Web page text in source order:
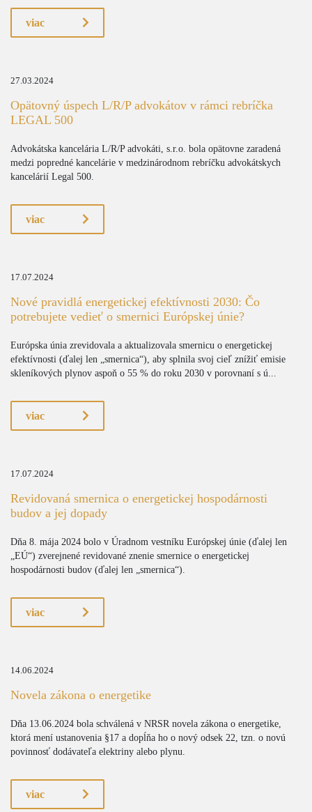
viac
27.03.2024
Opätovný úspech L/R/P advokátov v rámci rebríčka
LEGAL 500
Advokátska kancelária L/R/P advokáti, s.r.o. bola opätovne zaradená
medzi popredné kancelárie v medzinárodnom rebríčku advokátskych
kancelárií Legal 500.
viac
17.07.2024
Nové pravidlá energetickej efektívnosti 2030: Čo
potrebujete vedieť o smernici Európskej únie?
Európska únia zrevidovala a aktualizovala smernicu o energetickej
efektívnosti (ďalej len „smernica“), aby splnila svoj cieľ znížiť emisie
skleníkových plynov aspoň o 55 % do roku 2030 v porovnaní s ú...
viac
17.07.2024
Revidovaná smernica o energetickej hospodárnosti
budov a jej dopady
Dňa 8. mája 2024 bolo v Úradnom vestníku Európskej únie (ďalej len
„EÚ“) zverejnené revidované znenie smernice o energetickej
hospodárnosti budov (ďalej len „smernica“).
viac
14.06.2024
Novela zákona o energetike
Dňa 13.06.2024 bola schválená v NRSR novela zákona o energetike,
ktorá mení ustanovenia §17 a dopĺňa ho o nový odsek 22, tzn. o novú
povinnosť dodávateľa elektriny alebo plynu.
viac